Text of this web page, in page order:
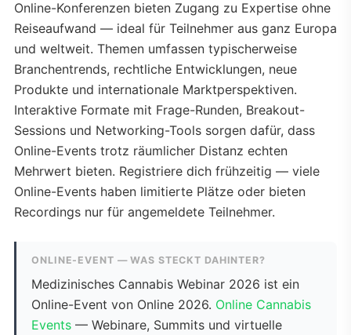
Online-Konferenzen bieten Zugang zu Expertise ohne
Reiseaufwand — ideal für Teilnehmer aus ganz Europa
und weltweit. Themen umfassen typischerweise
Branchentrends, rechtliche Entwicklungen, neue
Produkte und internationale Marktperspektiven.
Interaktive Formate mit Frage-Runden, Breakout-
Sessions und Networking-Tools sorgen dafür, dass
Online-Events trotz räumlicher Distanz echten
Mehrwert bieten. Registriere dich frühzeitig — viele
Online-Events haben limitierte Plätze oder bieten
Recordings nur für angemeldete Teilnehmer.
ONLINE-EVENT — WAS STECKT DAHINTER?
Medizinisches Cannabis Webinar 2026 ist ein
Online-Event von Online 2026. Online Cannabis
Events — Webinare, Summits und virtuelle